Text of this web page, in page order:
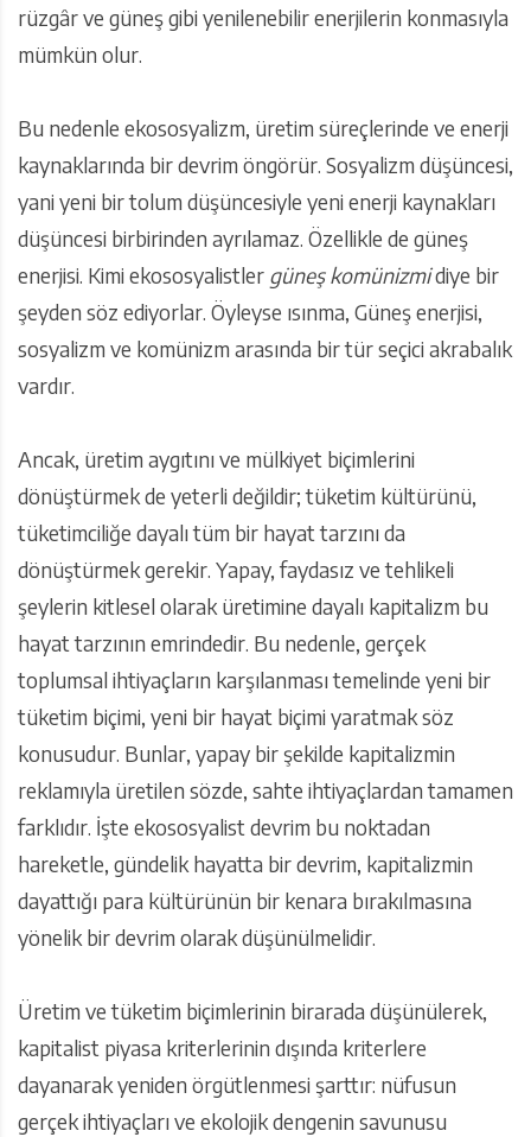
rüzgâr ve güneş gibi yenilenebilir enerjilerin konmasıyla
mümkün olur.
Bu nedenle ekososyalizm, üretim süreçlerinde ve enerji
kaynaklarında bir devrim öngörür. Sosyalizm düşüncesi,
yani yeni bir tolum düşüncesiyle yeni enerji kaynakları
düşüncesi birbirinden ayrılamaz. Özellikle de güneş
enerjisi. Kimi ekososyalistler güneş komünizmidiye bir
şeyden söz ediyorlar. Öyleyse ısınma, Güneş enerjisi,
sosyalizm ve komünizm arasında bir tür seçici akrabalık
vardır.
Ancak, üretim aygıtını ve mülkiyet biçimlerini
dönüştürmek de yeterli değildir; tüketim kültürünü,
tüketimciliğe dayalı tüm bir hayat tarzını da
dönüştürmek gerekir. Yapay, faydasız ve tehlikeli
şeylerin kitlesel olarak üretimine dayalı kapitalizm bu
hayat tarzının emrindedir. Bu nedenle, gerçek
toplumsal ihtiyaçların karşılanması temelinde yeni bir
tüketim biçimi, yeni bir hayat biçimi yaratmak söz
konusudur. Bunlar, yapay bir şekilde kapitalizmin
reklamıyla üretilen sözde, sahte ihtiyaçlardan tamamen
farklıdır. İşte ekososyalist devrim bu noktadan
hareketle, gündelik hayatta bir devrim, kapitalizmin
dayattığı para kültürünün bir kenara bırakılmasına
yönelik bir devrim olarak düşünülmelidir.
Üretim ve tüketim biçimlerinin birarada düşünülerek,
kapitalist piyasa kriterlerinin dışında kriterlere
dayanarak yeniden örgütlenmesi şarttır: nüfusun
gerçek ihtiyaçları ve ekolojik dengenin savunusu